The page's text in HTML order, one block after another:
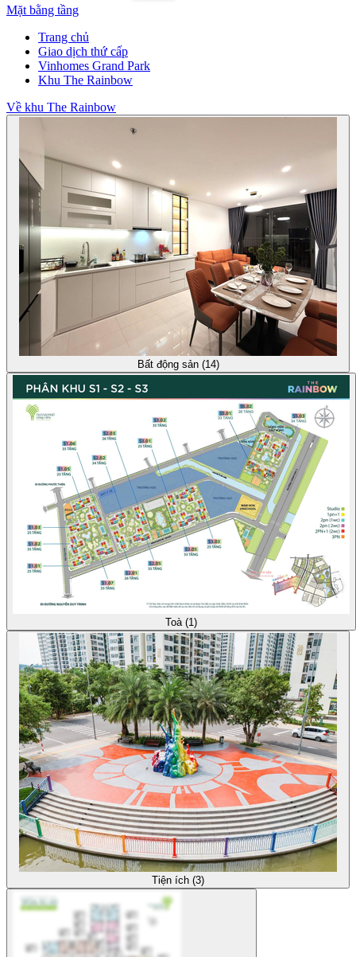
Mặt bằng tầng
Trang chủ
Giao dịch thứ cấp
Vinhomes Grand Park
Khu The Rainbow
Về khu The Rainbow
Bất động sản (14)
Toà (1)
Tiện ích (3)